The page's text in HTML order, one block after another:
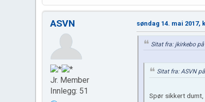
ASVN
Jr. Member
Innlegg: 51
søndag 14. mai 2017,
Sitat fra: jkirkebo
Sitat fra: ASVN
Spør sikkert dumt,